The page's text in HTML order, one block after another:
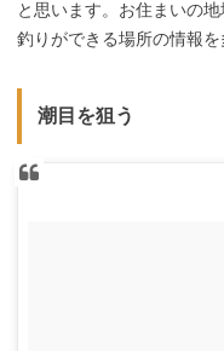
と思います。お住まいの
釣りができる場所の情報を
潮目を狙う